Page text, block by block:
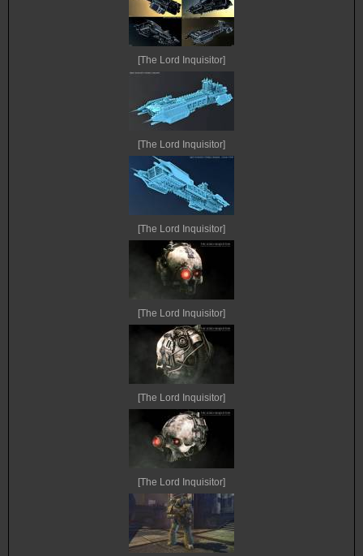
[The Lord Inquisitor]
[The Lord Inquisitor]
[The Lord Inquisitor]
[The Lord Inquisitor]
[The Lord Inquisitor]
[The Lord Inquisitor]